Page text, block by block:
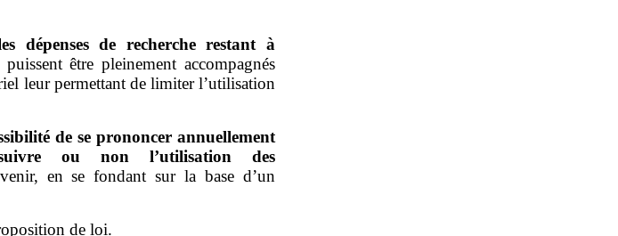
dépenses de recherche restant à
être pleinement accompagnés
leur permettant de limiter l’utilisation
de se prononcer annuellement
ou non l’utilisation des
en se fondant sur la base d’un
de loi.